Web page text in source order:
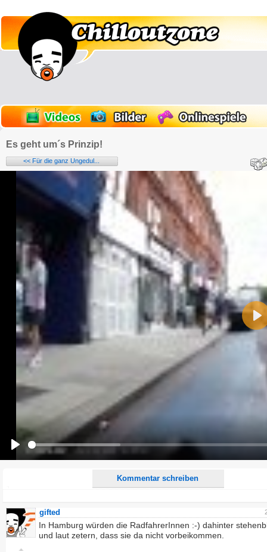
Es geht um´s Prinzip!
<< Für die ganz Ungedul...
Play
Kommentar schreiben
E-Mail-Adresse (optional):
Kommentar:
Alle HTML-Tags außer <br>, <strike> und <i> werden aus Deinem Kommentar entfernt.
URLs werden automatisch umgewandelt. Bitte verwende "www." oder "http://" in URLs
Ich möchte eine E-Mail, wenn zu meinem Kommentar Antworten erscheinen.
Ich möchte eine E-Mail, wenn auf dieser Seite weitere Kommentare erscheinen.
gifted
In Hamburg würden die RadfahrerInnen :-) dahinter
und laut zetern, dass sie da nicht vorbeikommen.